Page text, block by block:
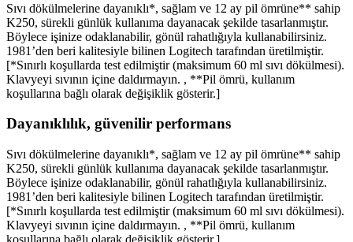
Sıvı dökülmelerine dayanıklı*, sağlam ve 12 ay pil ömrüne** sahip
K250, sürekli günlük kullanıma dayanacak şekilde tasarlanmıştır.
Böylece işinize odaklanabilir, gönül rahatlığıyla kullanabilirsiniz.
1981’den beri kalitesiyle bilinen Logitech tarafından üretilmiştir.
[*Sınırlı koşullarda test edilmiştir (maksimum 60 ml sıvı dökülmesi).
Klavyeyi sıvının içine daldırmayın. , **Pil ömrü, kullanım
koşullarına bağlı olarak değişiklik gösterir.]
Dayanıklılık, güvenilir performans
Sıvı dökülmelerine dayanıklı*, sağlam ve 12 ay pil ömrüne** sahip
K250, sürekli günlük kullanıma dayanacak şekilde tasarlanmıştır.
Böylece işinize odaklanabilir, gönül rahatlığıyla kullanabilirsiniz.
1981’den beri kalitesiyle bilinen Logitech tarafından üretilmiştir.
[*Sınırlı koşullarda test edilmiştir (maksimum 60 ml sıvı dökülmesi).
Klavyeyi sıvının içine daldırmayın. , **Pil ömrü, kullanım